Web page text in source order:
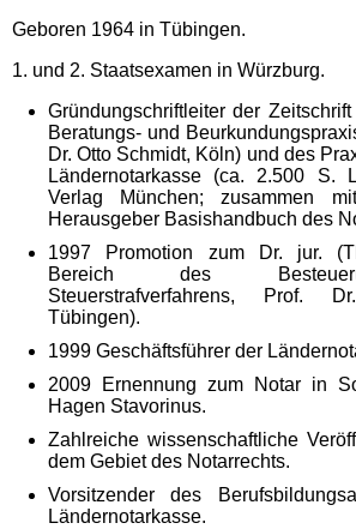
Geboren 1964 in Tübingen.
1. und 2. Staatsexamen in Würzburg.
Gründungschriftleiter der
Beratungs- und
Dr. Otto Schmidt, Köln) und des
Ländernotarkasse (ca. 2.500 S.
Verlag München; zusammen
Herausgeber Basishandbuch des
1997 Promotion zum Dr. jur.
Bereich des
Steuerstrafverfahrens, Prof.
Tübingen).
1999 Geschäftsführer der
2009 Ernennung zum Notar in
Hagen Stavorinus.
Zahlreiche wissenschaftliche
dem Gebiet des Notarrechts.
Vorsitzender des
Ländernotarkasse.